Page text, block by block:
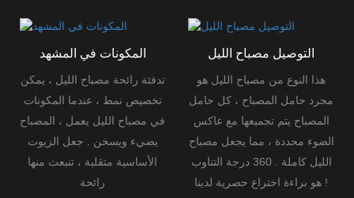
المكونات في المشهد
تدفئة رائحة مصباح الليل ، يمكن
تخصيص نمط ، عندما المكونات
في مصباح الليل يعمل ، المصباح
يضيء ويسخن . جعل الزيوت
الأساسية متقلبة ، تنبعث منها
رائحة
التوصيل مصباح الليل
هذا النوع من مصباح الليل هو
مجرد حامل المصباح ، كل حامل
المصباح يتم تجميعها مع عاكس
الضوء محددة ، مما يجعل مصباح
الليل كاملة .
360 درجة التناوب
هو براءة اختراع حصرية لدينا !